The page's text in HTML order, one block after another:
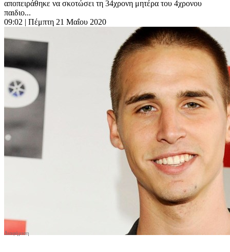
αποπειράθηκε να σκοτώσει τη 34χρονη μητέρα του 4χρονου
παιδιο...
09:02 | Πέμπτη 21 Μαΐου 2020